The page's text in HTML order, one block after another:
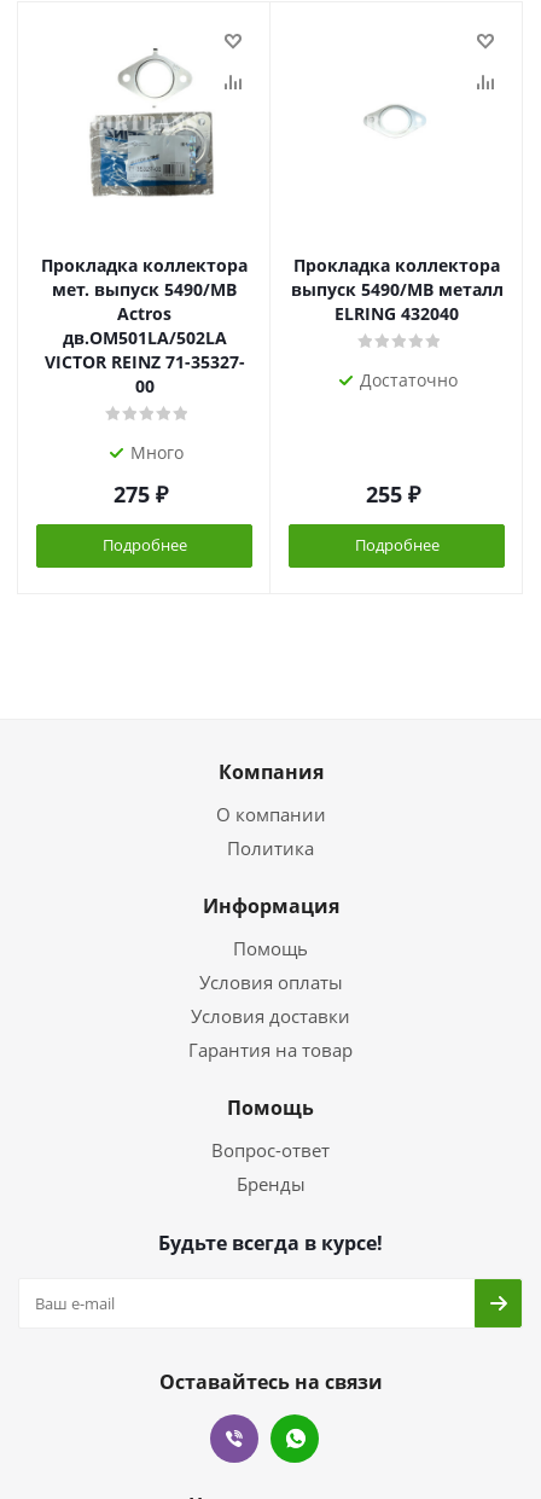
Прокладка коллектора
мет. выпуск 5490/MB
Actros
дв.OM501LA/502LA
VICTOR REINZ 71-35327-
00
Много
275₽
Подробнее
Прокладка коллектора
выпуск 5490/MB металл
ELRING 432040
Достаточно
255₽
Подробнее
Компания
О компании
Политика
Информация
Помощь
Условия оплаты
Условия доставки
Гарантия на товар
Помощь
Вопрос-ответ
Бренды
Будьте всегда в курсе!
Оставайтесь на связи